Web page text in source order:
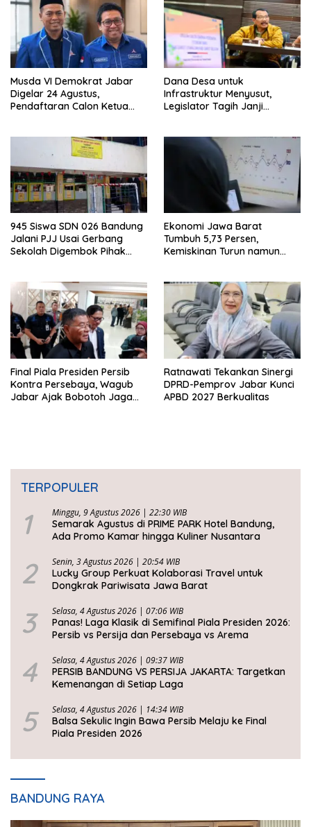
Musda VI Demokrat Jabar
Digelar 24 Agustus,
Pendaftaran Calon Ketua
Dana Desa untuk
Infrastruktur Menyusut,
Legislator Tagih Janji
945 Siswa SDN 026 Bandung
Jalani PJJ Usai Gerbang
Sekolah Digembok Pihak
Ekonomi Jawa Barat
Tumbuh 5,73 Persen,
Kemiskinan Turun namun
Final Piala Presiden Persib
Kontra Persebaya, Wagub
Jabar Ajak Bobotoh Jaga
Ratnawati Tekankan Sinergi
DPRD-Pemprov Jabar Kunci
APBD 2027 Berkualitas
TERPOPULER
1 Minggu, 9 Agustus 2026 | 22:30 WIB
Semarak Agustus di PRIME PARK Hotel Bandung,
Ada Promo Kamar hingga Kuliner Nusantara
2 Senin, 3 Agustus 2026 | 20:54 WIB
Lucky Group Perkuat Kolaborasi Travel untuk
Dongkrak Pariwisata Jawa Barat
3 Selasa, 4 Agustus 2026 | 07:06 WIB
Panas! Laga Klasik di Semifinal Piala Presiden 2026:
Persib vs Persija dan Persebaya vs Arema
4 Selasa, 4 Agustus 2026 | 09:37 WIB
PERSIB BANDUNG VS PERSIJA JAKARTA: Targetkan
Kemenangan di Setiap Laga
5 Selasa, 4 Agustus 2026 | 14:34 WIB
Balsa Sekulic Ingin Bawa Persib Melaju ke Final
Piala Presiden 2026
BANDUNG RAYA